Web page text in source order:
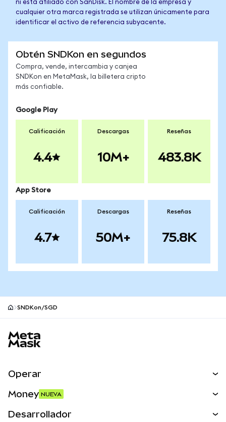
ni está afiliado con SanDisk. El nombre de la empresa y
cualquier otra marca registrada se utilizan únicamente para
identificar el activo de referencia subyacente.
Obtén SNDKon en segundos
Compra, vende, intercambia y canjea
SNDKon en MetaMask, la billetera cripto
más confiable.
Google Play
Calificación
4.4
Descargas
10M+
Reseñas
483.8K
App Store
Calificación
4.7
Descargas
50M+
Reseñas
75.8K
SNDKon/SGD
Operar
Money NUEVA
Desarrollador